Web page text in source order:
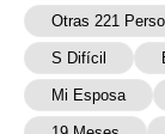
Otras 221
S Difícil
Mi Esposa